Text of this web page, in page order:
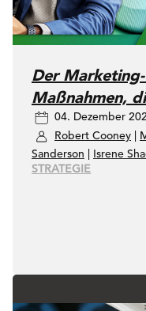
Der
Maßnahmen,
definieren
04. Dezember
Robert Cooney
Sanderson
Isrene
STRATEGIE